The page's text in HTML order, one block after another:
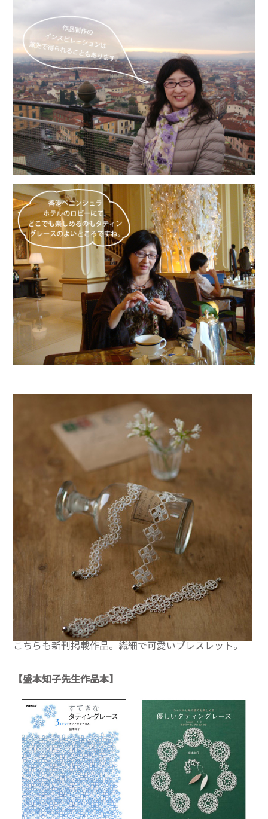
こちらも新刊掲載作品。繊細で可愛いブレスレット。
【盛本知子先生作品本】